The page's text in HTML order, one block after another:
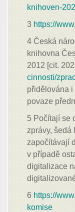
knihoven-
3 https://
4 Česká
knihovna
2012 [cit.
cinnosti/
přidělována i
povaze
5 Počítají se
zprávy,
započítávají
v případě
digitalizace
6 https://
komise